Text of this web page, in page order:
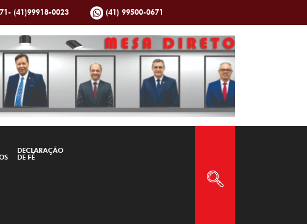
(41)99918-0023 (41) 99500-0671
DECLARAÇÃO
DE FÉ